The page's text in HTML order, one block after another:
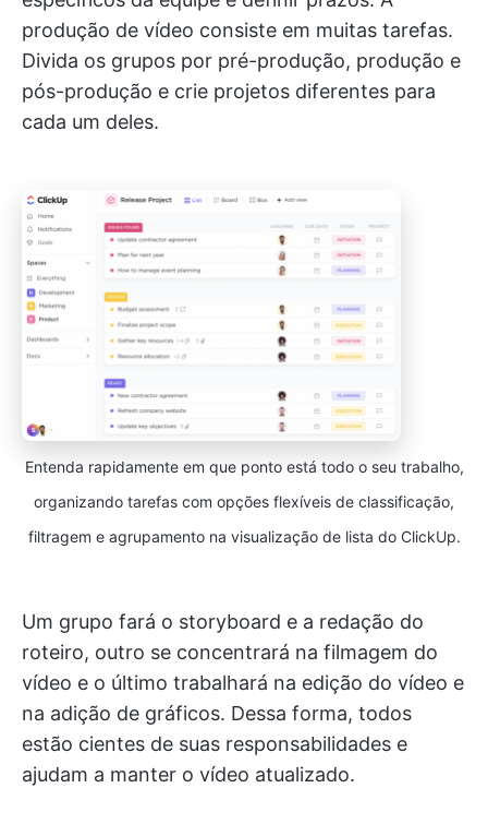
produção de vídeo consiste em muitas tarefas.
Divida os grupos por pré-produção, produção e
pós-produção e crie projetos diferentes para
cada um deles.
Entenda rapidamente em que ponto está todo o seu trabalho,
organizando tarefas com opções flexíveis de classificação,
filtragem e agrupamento na visualização de lista do ClickUp.
Um grupo fará o storyboard e a redação do
roteiro, outro se concentrará na filmagem do
vídeo e o último trabalhará na edição do vídeo e
na adição de gráficos. Dessa forma, todos
estão cientes de suas responsabilidades e
ajudam a manter o vídeo atualizado.